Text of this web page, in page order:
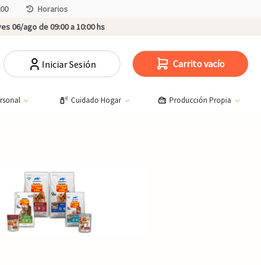
Horarios
06/ago de 09:00 a 10:00 hs
Iniciar Sesión Carrito vacío
Cuidado Hogar Producción Propia